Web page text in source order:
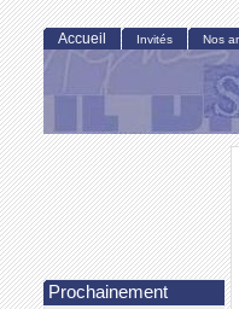
Accueil Invités Nos
Prochainement